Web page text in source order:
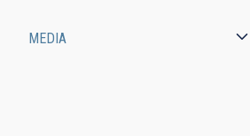
navigation
MEDIA